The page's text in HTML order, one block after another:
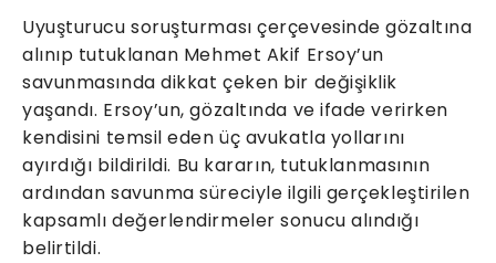
Uyuşturucu soruşturması çerçevesinde gözaltına
alınıp tutuklanan Mehmet Akif Ersoy’un
savunmasında dikkat çeken bir değişiklik
yaşandı. Ersoy’un, gözaltında ve ifade verirken
kendisini temsil eden üç avukatla yollarını
ayırdığı bildirildi. Bu kararın, tutuklanmasının
ardından savunma süreciyle ilgili gerçekleştirilen
kapsamlı değerlendirmeler sonucu alındığı
belirtildi.